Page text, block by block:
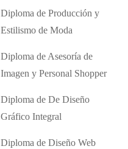
Diploma de Producción y
Estilismo de Moda
Diploma de Asesoría de
Imagen y Personal Shopper
Diploma de De Diseño
Gráfico Integral
Diploma de Diseño Web